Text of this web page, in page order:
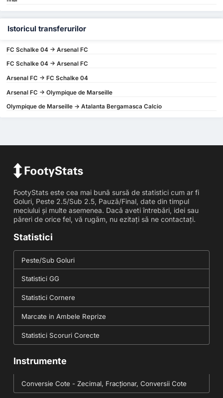
Istoricul transferurilor
FC Schalke 04 -> Arsenal FC
FC Schalke 04 -> Arsenal FC
Arsenal FC -> FC Schalke 04
Arsenal FC -> Olympique de Marseille
Olympique de Marseille -> Atalanta Bergamasca Calcio
FootyStats este cea mai bună sursă de statistici cum ar fi
Goluri, Peste 2.5/Sub 2.5, Pauză/Final, date din timpul
meciului și multe asemenea. Dacă aveti întrebări, idei sau
păreri de orice fel, vă rugăm, nu ezitați să ne contactați.
Statistici
Peste/Sub Goluri
Statistici GG
Statistici Cornere
Marcate in Ambele Reprize
Statistici Scoruri Corecte
Instrumente
Conversie Cote - Zecimal, Fracționar, Conversii Cote